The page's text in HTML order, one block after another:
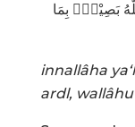
بَصِيْرٌۢ بِمَا
innallâha
ardl,